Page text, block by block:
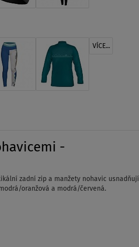
VÍCE...
-
zadní zip a manžety nohavic usnadňují
oranžová a modrá/červená.